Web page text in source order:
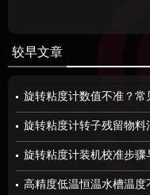
较早文章
旋转粘度计数值不准？
旋转粘度计转子残留物
规范
旋转粘度计装机校准步
障检修方案
高精度低温恒温水槽温